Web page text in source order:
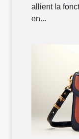
allient la
en...